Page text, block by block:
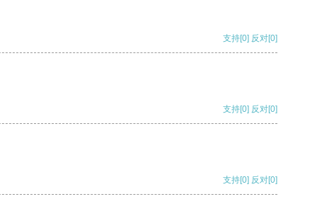
支持[0] 反对[0]
支持[0] 反对[0]
支持[0] 反对[0]